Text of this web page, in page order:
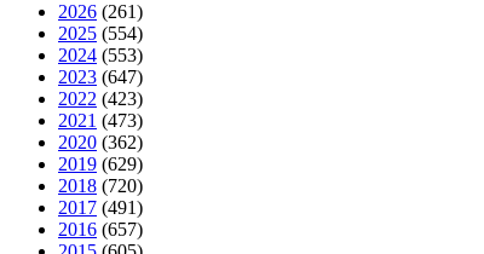
2026 (261)
2025 (554)
2024 (553)
2023 (647)
2022 (423)
2021 (473)
2020 (362)
2019 (629)
2018 (720)
2017 (491)
2016 (657)